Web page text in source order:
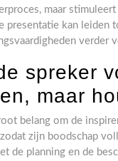
maar
presentatie kan leiden
verder
spreker
maar
belang om de
zijn boodschap
de planning en de